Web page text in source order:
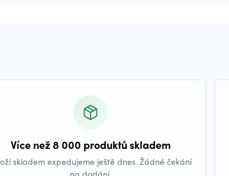
Více než 8 000 produktů skladem
skladem expedujeme ještě dnes. Žádné čekání
na dodání.